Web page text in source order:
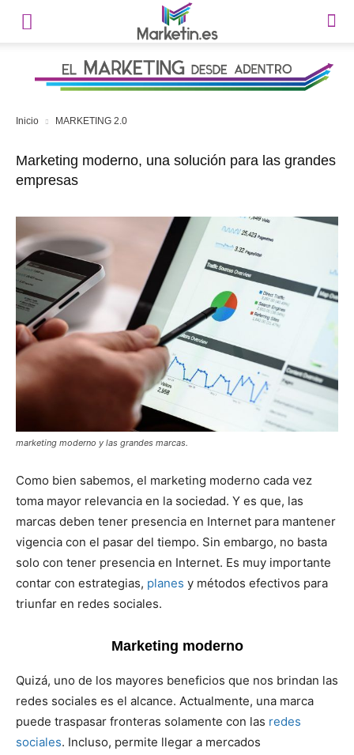
Inicio MARKETING 2.0
Marketing moderno, una solución para las grandes
empresas
marketing moderno y las grandes marcas.
Como bien sabemos, el marketing moderno cada vez
toma mayor relevancia en la sociedad. Y es que, las
marcas deben tener presencia en Internet para mantener
vigencia con el pasar del tiempo. Sin embargo, no basta
solo con tener presencia en Internet. Es muy importante
contar con estrategias, planes y métodos efectivos para
triunfar en redes sociales.
Marketing moderno
Quizá, uno de los mayores beneficios que nos brindan las
redes sociales es el alcance. Actualmente, una marca
puede traspasar fronteras solamente con las redes
sociales. Incluso, permite llegar a mercados